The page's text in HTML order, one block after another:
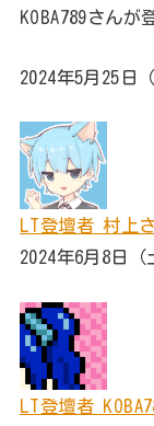
KOBA789さんが
2024年5月25日
LT登壇者 村上
2024年6月8日（
LT登壇者